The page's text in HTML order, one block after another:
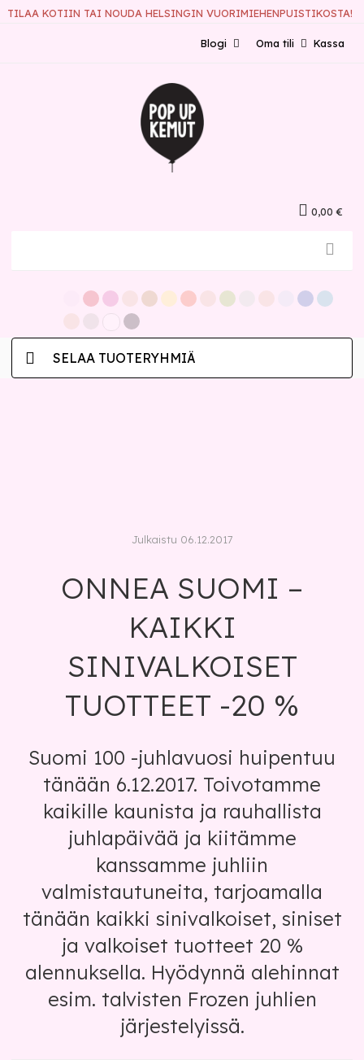
TILAA KOTIIN TAI NOUDA HELSINGIN VUORIMIEHENPUISTIKOSTA!
Kassa
Oma tili
Blogi
0,00 €
SELAA TUOTERYHMIÄ
Julkaistu 06.12.2017
ONNEA SUOMI –
KAIKKI
SINIVALKOISET
TUOTTEET -20 %
Suomi 100 -juhlavuosi huipentuu
tänään 6.12.2017. Toivotamme
kaikille kaunista ja rauhallista
juhlapäivää ja kiitämme
kanssamme juhliin
valmistautuneita, tarjoamalla
tänään kaikki sinivalkoiset, siniset
ja valkoiset tuotteet 20 %
alennuksella. Hyödynnä alehinnat
esim. talvisten Frozen juhlien
järjestelyissä.